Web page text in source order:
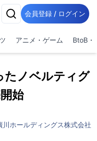
会員登録 / ログイン
アニメ・ゲーム BtoB・
たノベルティグ
始
川ホールディングス株式会社